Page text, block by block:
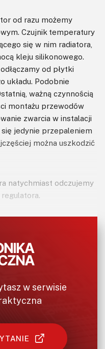
od razu możemy
Czujnik temperatury
się w nim radiatora,
kleju silikonowego.
od płytki
układu. Podobnie
ważną czynnością
montażu przewodów
zwarcia w instalacji
jedynie przepaleniem
można uszkodzić
natychmiast odczujemy
w serwisie